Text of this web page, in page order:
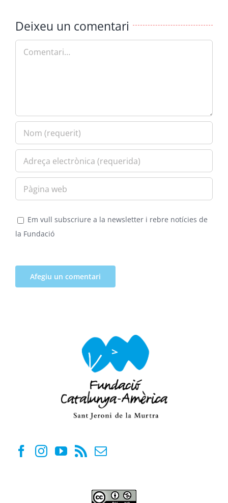
Deixeu un comentari
Em vull subscriure a la newsletter i rebre notícies de
la Fundació